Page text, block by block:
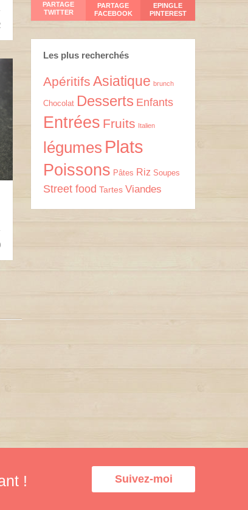
PARTAGE
TWITTER
PARTAGE
FACEBOOK
EPINGLE
PINTEREST
Les plus recherchés
Apéritifs Asiatique brunch
Chocolat Desserts Enfants
Entrées Fruits Italien
légumes Plats
Poissons Pâtes Riz Soupes
Street food Tartes Viandes
Suivez-moi
!